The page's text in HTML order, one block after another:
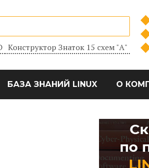
Конструктор Знаток 15 схем "А"
БАЗА ЗНАНИЙ LINUX О